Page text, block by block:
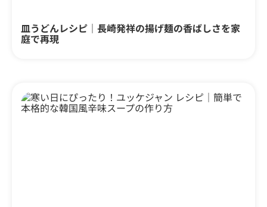
皿うどんレシピ｜長崎発祥の揚げ麺の香ばしさを家
庭で再現